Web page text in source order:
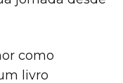
como
livro